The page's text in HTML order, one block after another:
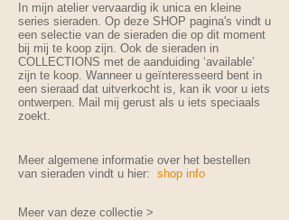
In mijn atelier vervaardig ik unica en kleine
series sieraden. Op deze SHOP pagina's vindt u
een selectie van de sieraden die op dit moment
bij mij te koop zijn. Ook de sieraden in
COLLECTIONS met de aanduiding ‘available’
zijn te koop. Wanneer u geïnteresseerd bent in
een sieraad dat uitverkocht is, kan ik voor u iets
ontwerpen. Mail mij gerust als u iets speciaals
zoekt.
Meer algemene informatie over het bestellen
van sieraden vindt u hier: shop info
Meer van deze collectie >